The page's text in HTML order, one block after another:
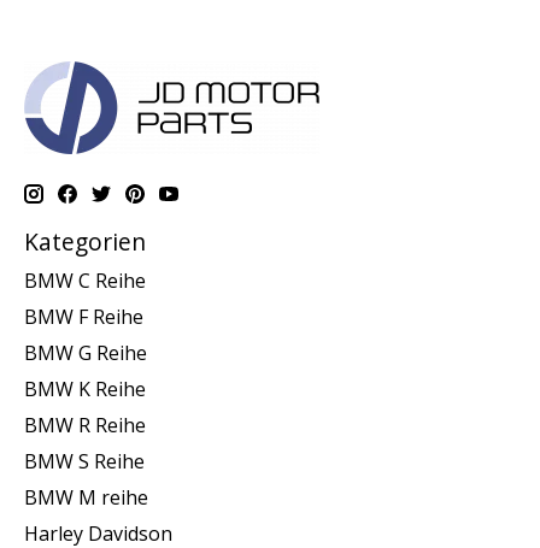
Kategorien
BMW C Reihe
BMW F Reihe
BMW G Reihe
BMW K Reihe
BMW R Reihe
BMW S Reihe
BMW M reihe
Harley Davidson